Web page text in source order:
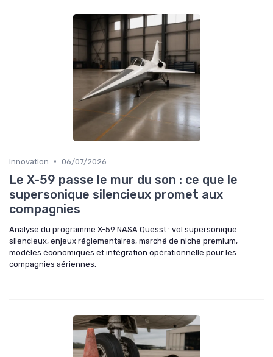
Innovation • 06/07/2026
Le X-59 passe le mur du son : ce que le
supersonique silencieux promet aux
compagnies
Analyse du programme X-59 NASA Quesst : vol supersonique
silencieux, enjeux réglementaires, marché de niche premium,
modèles économiques et intégration opérationnelle pour les
compagnies aériennes.